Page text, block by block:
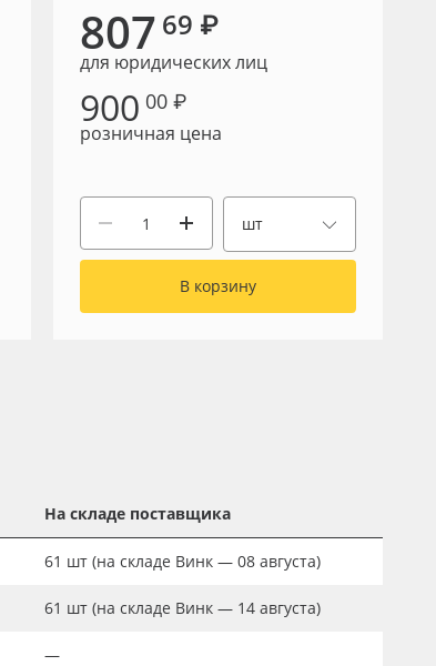
807 69 ₽
для юридических лиц
900 00 ₽
розничная цена
шт
В корзину
На складе поставщика
61 шт (на складе Винк — 08 августа)
61 шт (на складе Винк — 14 августа)
—